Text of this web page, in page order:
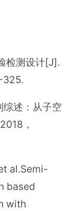
检测设计[J].
325.
述：从子空
，
al.Semi-
based
with